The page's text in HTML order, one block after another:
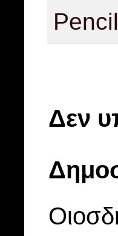
Pencil
Δεν